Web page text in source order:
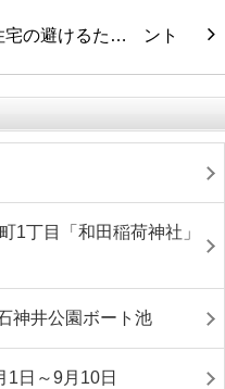
宅の避けるた…
1丁目「和田稲荷神社」
神井公園ボート池
1日～9月10日